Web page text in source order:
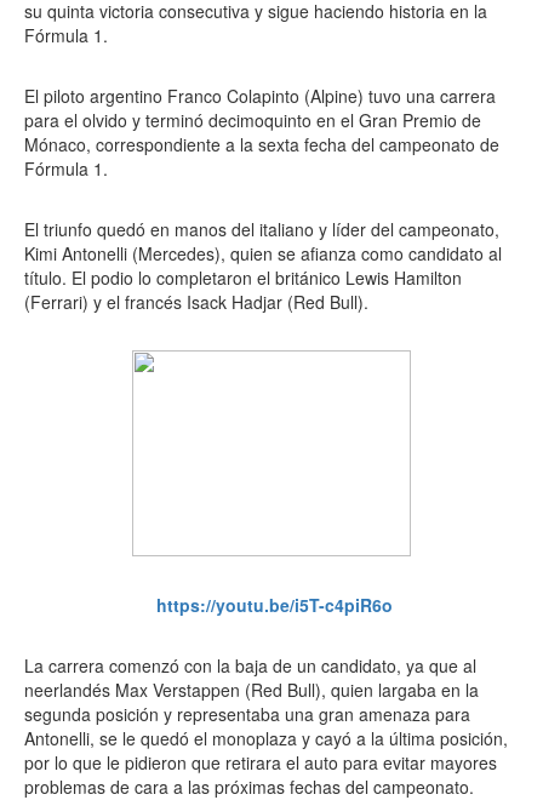
su quinta victoria consecutiva y sigue haciendo historia en la
Fórmula 1.
El piloto argentino Franco Colapinto (Alpine) tuvo una carrera
para el olvido y terminó decimoquinto en el Gran Premio de
Mónaco, correspondiente a la sexta fecha del campeonato de
Fórmula 1.
El triunfo quedó en manos del italiano y líder del campeonato,
Kimi Antonelli (Mercedes), quien se afianza como candidato al
título. El podio lo completaron el británico Lewis Hamilton
(Ferrari) y el francés Isack Hadjar (Red Bull).
https://youtu.be/i5T-c4piR6o
La carrera comenzó con la baja de un candidato, ya que al
neerlandés Max Verstappen (Red Bull), quien largaba en la
segunda posición y representaba una gran amenaza para
Antonelli, se le quedó el monoplaza y cayó a la última posición,
por lo que le pidieron que retirara el auto para evitar mayores
problemas de cara a las próximas fechas del campeonato.